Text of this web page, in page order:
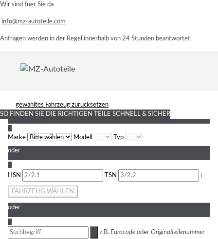
Wir sind fuer Sie da
info@mz-autoteile.com
Anfragen werden in der Regel innerhalb von 24 Stunden beantwortet
gewähltes Fahrzeug zurücksetzen
SO FINDEN SIE DIE RICHTIGEN TEILE SCHNELL & SICHER
Marke
Modell Typ
oder
HSN
TSN i
FAHRZEUG WÄHLEN
oder
z.B. Eurocode oder Originalteilenummer